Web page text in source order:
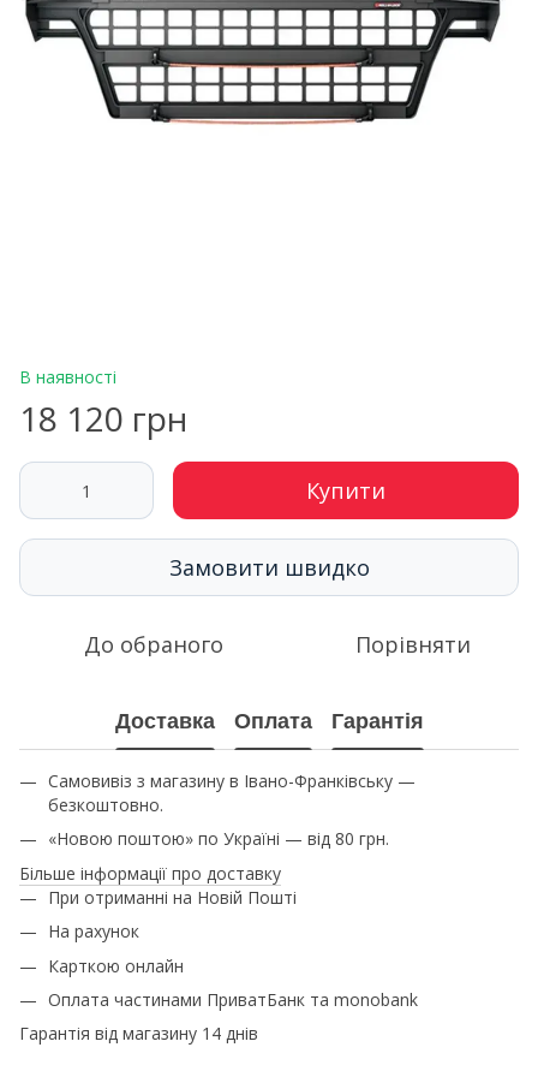
В наявності
18 120 грн
Купити
Замовити швидко
До обраного Порівняти
Доставка Оплата Гарантія
Самовивіз з магазину в Івано-Франківську —
безкоштовно.
«Новою поштою» по Україні — від 80 грн.
Більше інформації про доставку
При отриманні на Новій Пошті
На рахунок
Карткою онлайн
Оплата частинами ПриватБанк та monobank
Гарантія від магазину 14 днів